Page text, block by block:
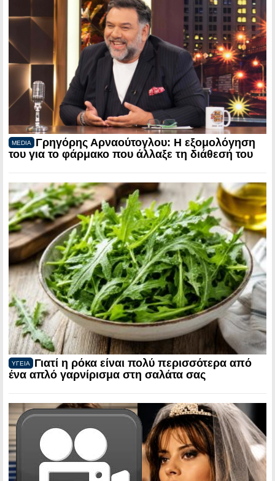
MEDIA
Γρηγόρης Αρναούτογλου: Η εξομολόγηση
του για το φάρμακο που άλλαξε τη διάθεσή του
ΥΓΕΙΑ
Γιατί η ρόκα είναι πολύ περισσότερα από
ένα απλό γαρνίρισμα στη σαλάτα σας